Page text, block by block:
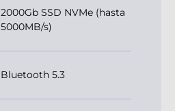
2000Gb SSD NVMe (hasta
5000MB/s)
Bluetooth 5.3